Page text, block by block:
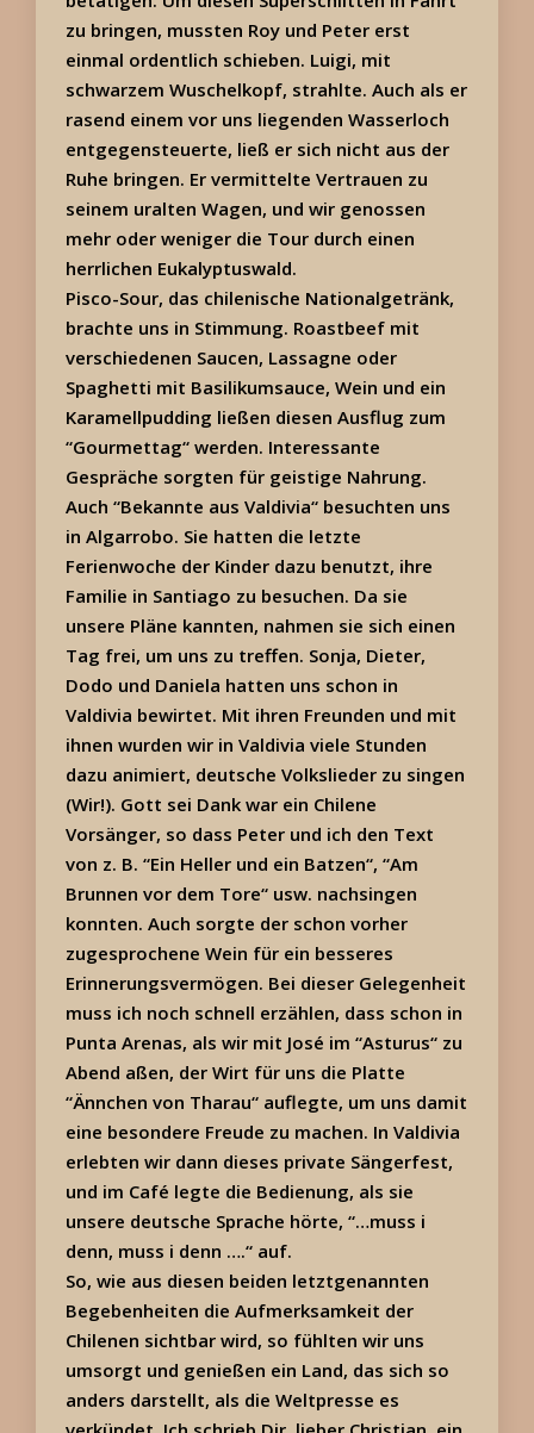
zu bringen, mussten Roy und Peter erst
einmal ordentlich schieben. Luigi, mit
schwarzem Wuschelkopf, strahlte. Auch als er
rasend einem vor uns liegenden Wasserloch
entgegensteuerte, ließ er sich nicht aus der
Ruhe bringen. Er vermittelte Vertrauen zu
seinem uralten Wagen, und wir genossen
mehr oder weniger die Tour durch einen
herrlichen Eukalyptuswald.
Pisco-Sour, das chilenische Nationalgetränk,
brachte uns in Stimmung. Roastbeef mit
verschiedenen Saucen, Lassagne oder
Spaghetti mit Basilikumsauce, Wein und ein
Karamellpudding ließen diesen Ausflug zum
“Gourmettag“ werden. Interessante
Gespräche sorgten für geistige Nahrung.
Auch “Bekannte aus Valdivia“ besuchten uns
in Algarrobo. Sie hatten die letzte
Ferienwoche der Kinder dazu benutzt, ihre
Familie in Santiago zu besuchen. Da sie
unsere Pläne kannten, nahmen sie sich einen
Tag frei, um uns zu treffen. Sonja, Dieter,
Dodo und Daniela hatten uns schon in
Valdivia bewirtet. Mit ihren Freunden und mit
ihnen wurden wir in Valdivia viele Stunden
dazu animiert, deutsche Volkslieder zu singen
(Wir!). Gott sei Dank war ein Chilene
Vorsänger, so dass Peter und ich den Text
von z. B. “Ein Heller und ein Batzen“, “Am
Brunnen vor dem Tore“ usw. nachsingen
konnten. Auch sorgte der schon vorher
zugesprochene Wein für ein besseres
Erinnerungsvermögen. Bei dieser Gelegenheit
muss ich noch schnell erzählen, dass schon in
Punta Arenas, als wir mit José im “Asturus“ zu
Abend aßen, der Wirt für uns die Platte
“Ännchen von Tharau“ auflegte, um uns damit
eine besondere Freude zu machen. In Valdivia
erlebten wir dann dieses private Sängerfest,
und im Café legte die Bedienung, als sie
unsere deutsche Sprache hörte, “…muss i
denn, muss i denn ….“ auf.
So, wie aus diesen beiden letztgenannten
Begebenheiten die Aufmerksamkeit der
Chilenen sichtbar wird, so fühlten wir uns
umsorgt und genießen ein Land, das sich so
anders darstellt, als die Weltpresse es